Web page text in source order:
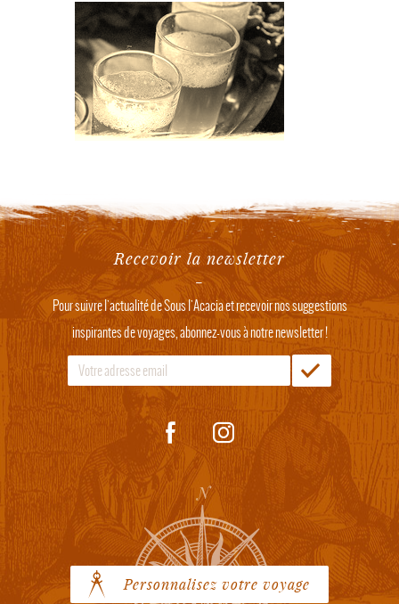
Recevoir la newsletter
Pour suivre l'actualité de Sous l'Acacia et recevoir nos suggestions
inspirantes de voyages, abonnez-vous à notre newsletter !
Personnalisez votre voyage